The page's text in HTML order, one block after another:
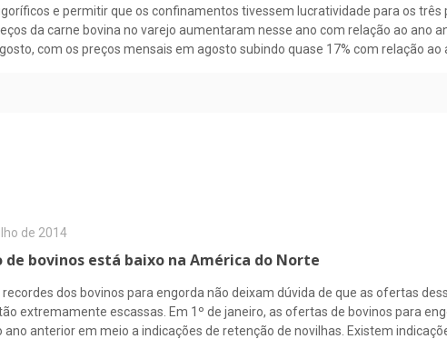
e permitir que os confinamentos tivessem lucratividade para os
da carne bovina no varejo aumentaram nesse ano com relação ao ano
com os preços mensais em agosto subindo quase 17% com relação ao
de 2014
de bovinos está baixo na América do Norte
recordes dos bovinos para engorda não deixam dúvida de que as ofertas
extremamente escassas. Em 1º de janeiro, as ofertas de bovinos para
ano anterior em meio a indicações de retenção de novilhas. Existem